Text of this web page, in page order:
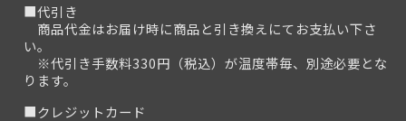
■代引き
商品代金はお届け時に商品と引き換えにてお支払い下さ
い。
※代引き手数料330円（税込）が温度帯毎、別途必要とな
ります。
■クレジットカード